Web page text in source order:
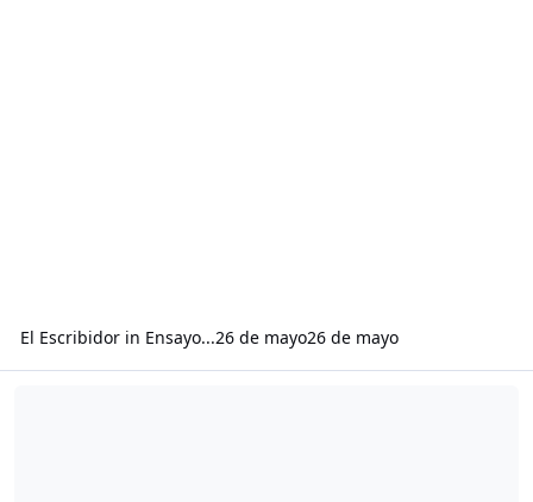
El Escribidorin Ensayo...26 de mayo26 de mayo